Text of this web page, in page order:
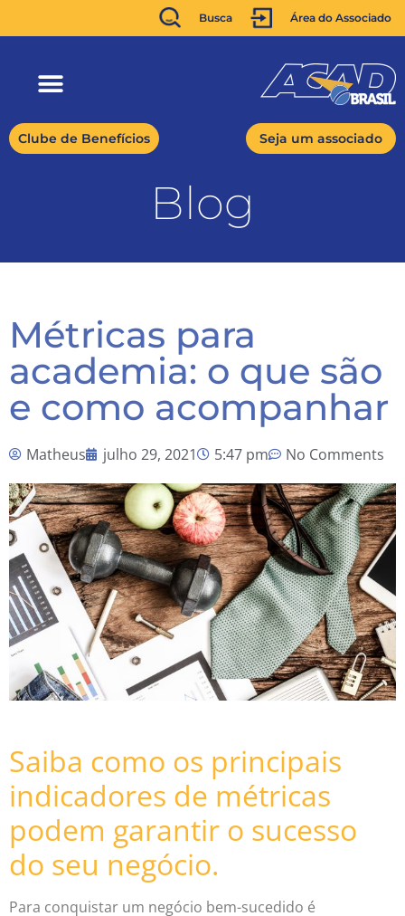
Busca Área do Associado
Clube de Benefícios Seja um associado
Blog
Métricas para
academia: o que são
e como acompanhar
Matheus julho 29, 2021 5:47 pm No Comments
Saiba como os principais
indicadores de métricas
podem garantir o sucesso
do seu negócio.
Para conquistar um negócio bem-sucedido é